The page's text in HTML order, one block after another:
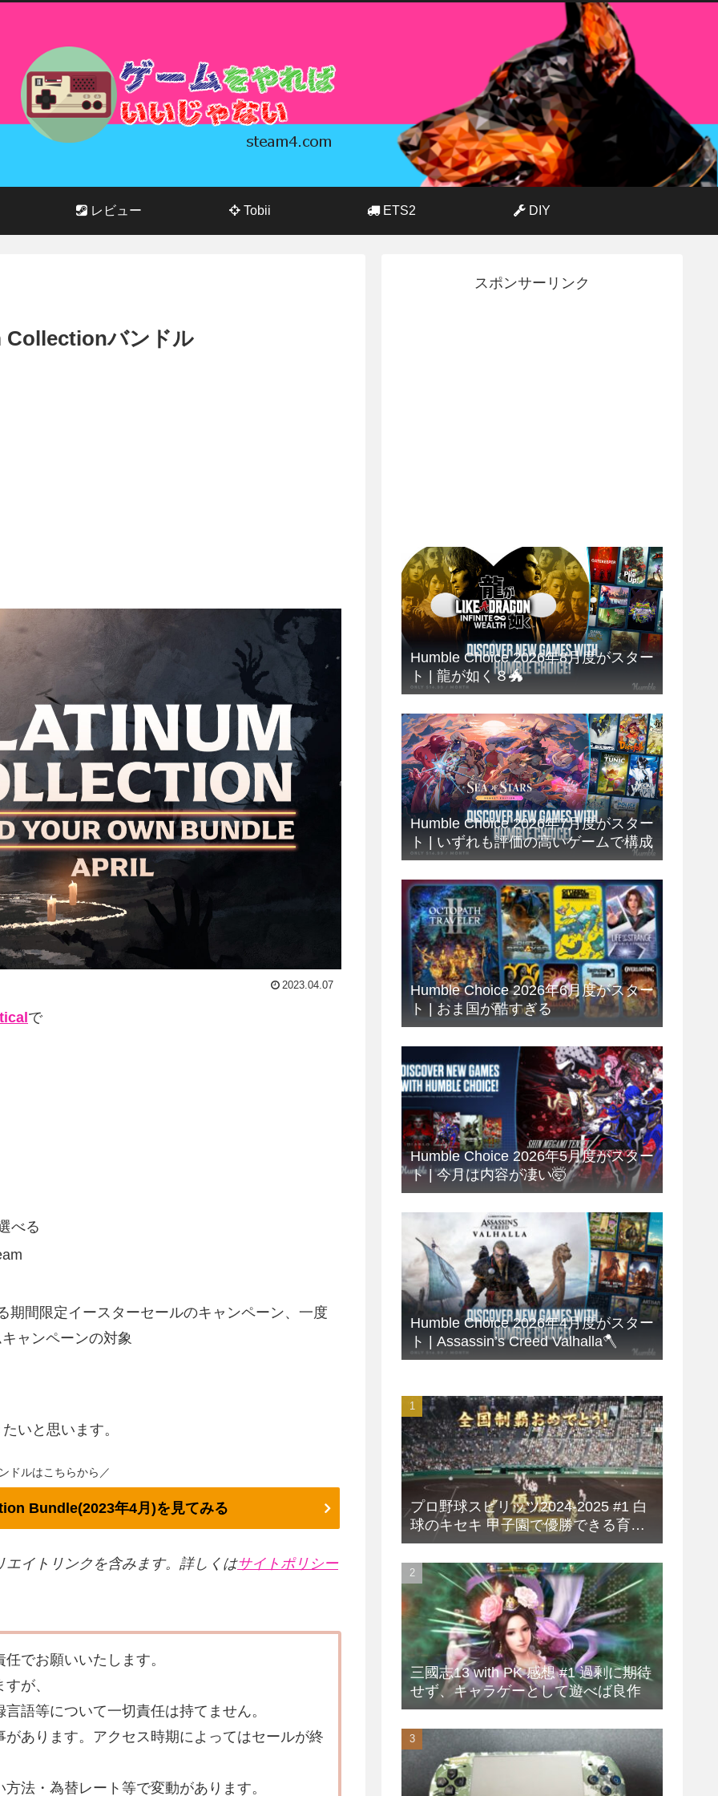
レビュー Tobii ETS2 DIY
Collectionバンドル
2023.04.07
で
べる
期間限定イースターセールのキャンペーン、一度
ャンペーンの対象
いと思います。
ドルはこちらから／
Bundle(2023年4月)を見てみる
エイトリンクを含みます。詳しくはサイトポリシー
でお願いいたします。
が、
語等について一切責任は持てません。
あります。アクセス時期によってはセールが終
法・為替レート等で変動があります。
スポンサーリンク
Humble Choice 2026年8月度がスター
ト | 龍が如く８🐲
Humble Choice 2026年7月度がスター
ト | いずれも評価の高いゲームで構成
Humble Choice 2026年6月度がスター
ト | おま国が酷すぎる
Humble Choice 2026年5月度がスター
ト | 今月は内容が凄い🤯
Humble Choice 2026年4月度がスター
ト | Assassin’s Creed Valhalla🪓
プロ野球スピリッツ2024-2025 #1 白
球のキセキ 甲子園で優勝できる育成
方法
三國志13 with PK 感想 #1 過剰に期待
せず、キャラゲーとして遊べば良作